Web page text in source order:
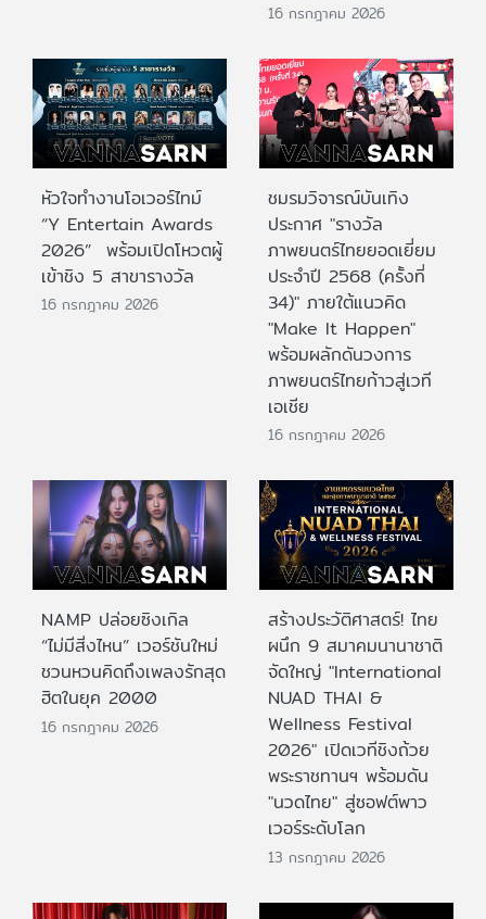
16 กรกฎาคม 2026
หัวใจทำงานโอเวอร์ไทม์
“Y Entertain Awards
2026” พร้อมเปิดโหวตผู้
เข้าชิง 5 สาขารางวัล
16 กรกฎาคม 2026
ชมรมวิจารณ์บันเทิง
ประกาศ "รางวัล
ภาพยนตร์ไทยยอดเยี่ยม
ประจําปี 2568 (ครั้งที่
34)" ภายใต้แนวคิด
"Make It Happen"
พร้อมผลักดันวงการ
ภาพยนตร์ไทยก้าวสู่เวที
เอเชีย
16 กรกฎาคม 2026
NAMP ปล่อยซิงเกิล
“ไม่มีสิ่งไหน” เวอร์ชันใหม่
ชวนหวนคิดถึงเพลงรักสุด
ฮิตในยุค 2000
16 กรกฎาคม 2026
สร้างประวัติศาสตร์! ไทย
ผนึก 9 สมาคมนานาชาติ
จัดใหญ่ "International
NUAD THAI &
Wellness Festival
2026" เปิดเวทีชิงถ้วย
พระราชทานฯ พร้อมดัน
"นวดไทย" สู่ซอฟต์พาว
เวอร์ระดับโลก
13 กรกฎาคม 2026